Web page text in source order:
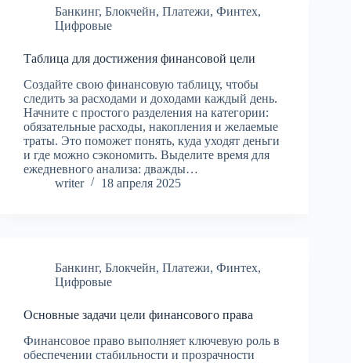
Банкинг, Блокчейн, Платежи, Финтех,
Цифровые
Таблица для достижения финансовой цели
Создайте свою финансовую таблицу, чтобы
следить за расходами и доходами каждый день.
Начните с простого разделения на категории:
обязательные расходы, накопления и желаемые
траты. Это поможет понять, куда уходят деньги
и где можно сэкономить. Выделите время для
ежедневного анализа: дважды…
writer
18 апреля 2025
Банкинг, Блокчейн, Платежи, Финтех,
Цифровые
Основные задачи цели финансового права
Финансовое право выполняет ключевую роль в
обеспечении стабильности и прозрачности